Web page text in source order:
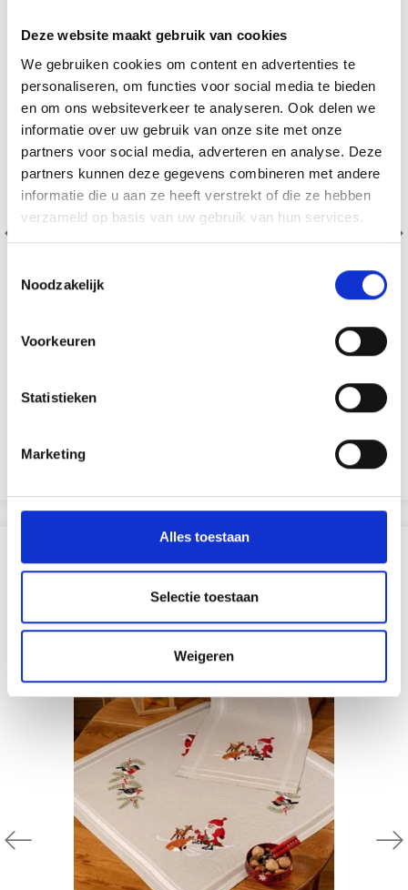
Deze website maakt gebruik van cookies
We gebruiken cookies om content en advertenties te
personaliseren, om functies voor social media te bieden
en om ons websiteverkeer te analyseren. Ook delen we
informatie over uw gebruik van onze site met onze
partners voor social media, adverteren en analyse. Deze
partners kunnen deze gegevens combineren met andere
informatie die u aan ze heeft verstrekt of die ze hebben
verzameld op basis van uw gebruik van hun services.
Noodzakelijk
Voorkeuren
Statistieken
Marketing
Alles toestaan
Selectie toestaan
Weigeren
Économisez jusqu'à 50 %
Soyez le premier à connaître nos soldes et
aanbiedingen en kortingen in het
Ja, graag!